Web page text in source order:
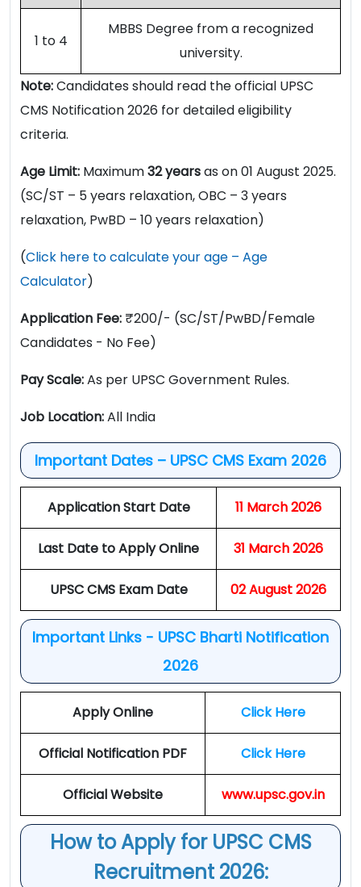
1 to 4
MBBS Degree from a recognized
university.
Note:Candidates should read the official UPSC
CMS Notification 2026 for detailed eligibility
criteria.
Age Limit: Maximum32 yearsas on 01 August 2025.
(SC/ST – 5 years relaxation, OBC – 3 years
relaxation, PwBD – 10 years relaxation)
(Click here to calculate your age – Age
Calculator)
Application Fee: ₹200/- (SC/ST/PwBD/Female
Candidates - No Fee)
Pay Scale:As per UPSC Government Rules.
Job Location:All India
Important Dates – UPSC CMS Exam 2026
Application Start Date 11 March 2026
Last Date to Apply Online 31 March 2026
UPSC CMS Exam Date 02 August 2026
Important Links - UPSC Bharti Notification
2026
Apply Online Click Here
Official Notification PDF Click Here
Official Website www.upsc.gov.in
How to Apply for UPSC CMS
Recruitment 2026: